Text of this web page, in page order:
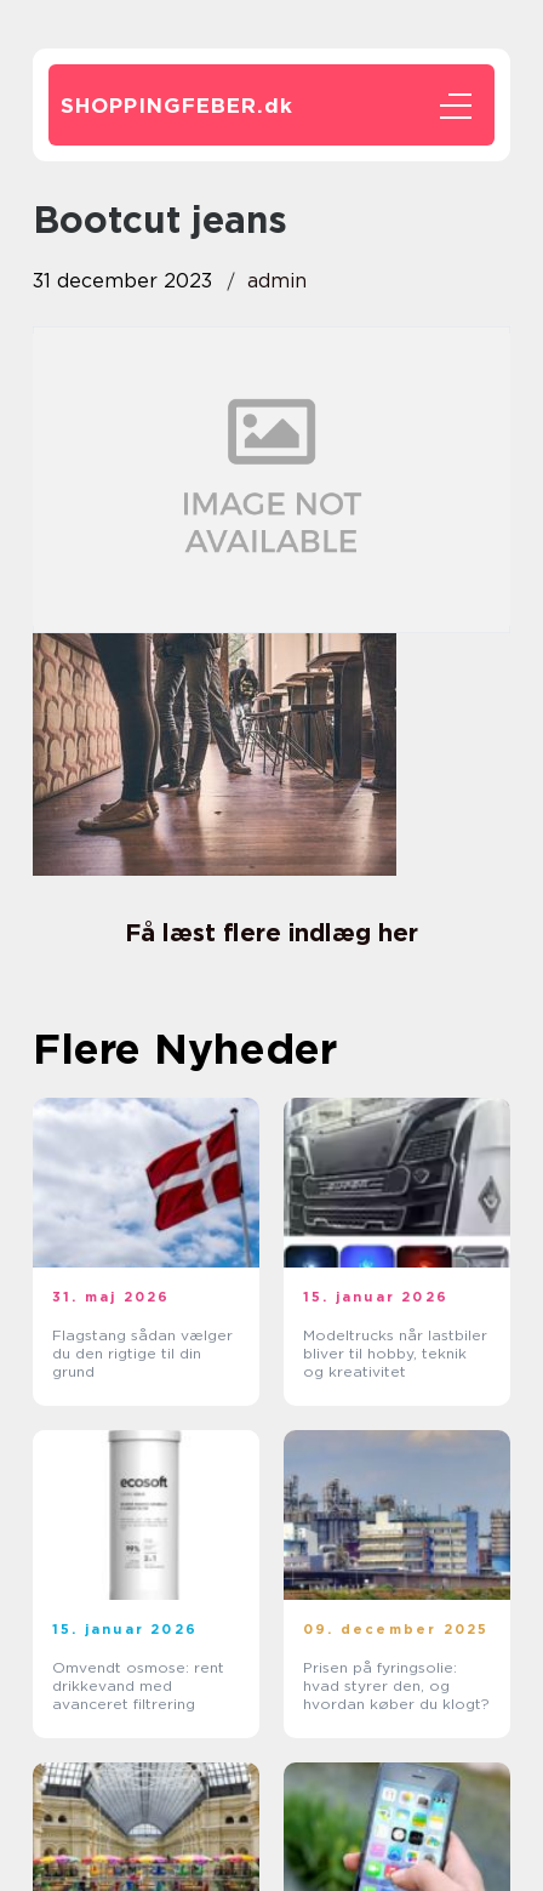
SHOPPINGFEBER.dk
bootcut jeans
31 december 2023 admin
Få læst flere indlæg her
Flere Nyheder
31. maj 2026
Flagstang sådan vælger
du den rigtige til din
grund
15. januar 2026
Modeltrucks når lastbiler
bliver til hobby, teknik
og kreativitet
15. januar 2026
Omvendt osmose: rent
drikkevand med
avanceret filtrering
09. december 2025
Prisen på fyringsolie:
hvad styrer den, og
hvordan køber du klogt?